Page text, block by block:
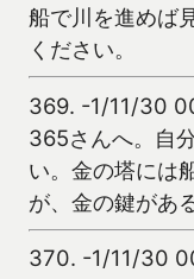
船で川を進めば
ください。
369. -1/11/30
365さんへ。自
い。金の塔には
が、金の鍵があ
370. -1/11/30